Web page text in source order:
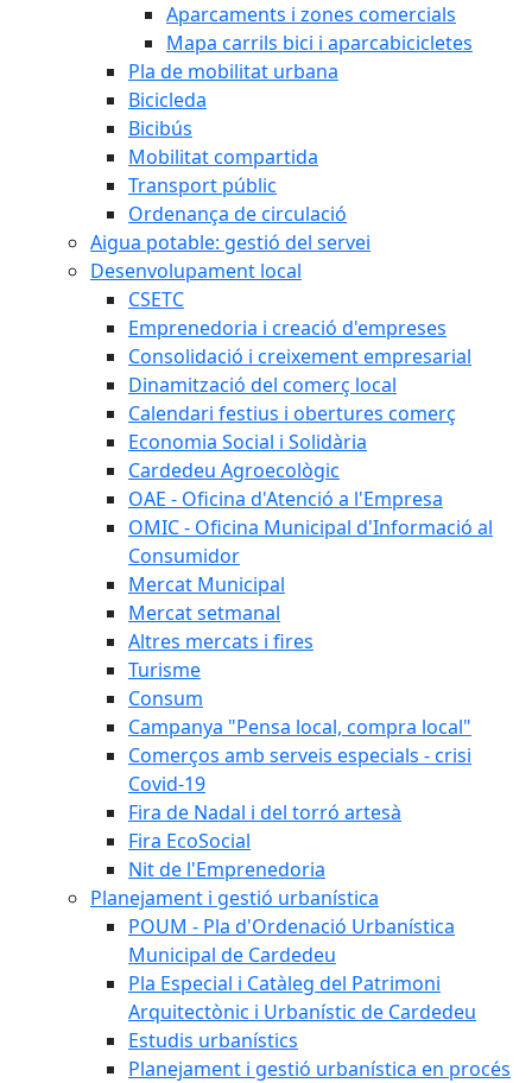
Aparcaments i zones comercials
Mapa carrils bici i aparcabicicletes
Pla de mobilitat urbana
Bicicleda
Bicibús
Mobilitat compartida
Transport públic
Ordenança de circulació
Aigua potable: gestió del servei
Desenvolupament local
CSETC
Emprenedoria i creació d'empreses
Consolidació i creixement empresarial
Dinamització del comerç local
Calendari festius i obertures comerç
Economia Social i Solidària
Cardedeu Agroecològic
OAE - Oficina d'Atenció a l'Empresa
OMIC - Oficina Municipal d'Informació al
Consumidor
Mercat Municipal
Mercat setmanal
Altres mercats i fires
Turisme
Consum
Campanya "Pensa local, compra local"
Comerços amb serveis especials - crisi
Covid-19
Fira de Nadal i del torró artesà
Fira EcoSocial
Nit de l'Emprenedoria
Planejament i gestió urbanística
POUM - Pla d'Ordenació Urbanística
Municipal de Cardedeu
Pla Especial i Catàleg del Patrimoni
Arquitectònic i Urbanístic de Cardedeu
Estudis urbanístics
Planejament i gestió urbanística en procés